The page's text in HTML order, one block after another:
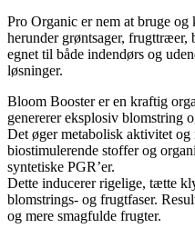
Pro Organic er nem at bruge og
herunder grøntsager, frugttræer,
egnet til både indendørs og
løsninger.
Bloom Booster er en kraftig
genererer eksplosiv blomstring
Det øger metabolisk aktivitet og
biostimulerende stoffer og
syntetiske PGR’er.
Dette inducerer rigelige, tætte
blomstrings- og frugtfaser.
og mere smagfulde frugter.